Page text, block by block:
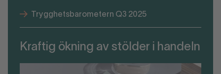
Trygghetsbarometern Q3 2025
Kraftig ökning av stölder i handeln